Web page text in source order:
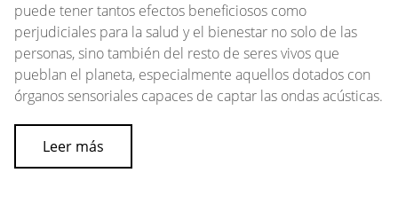
puede tener tantos efectos beneficiosos como
perjudiciales para la salud y el bienestar no solo de las
personas, sino también del resto de seres vivos que
pueblan el planeta, especialmente aquellos dotados con
órganos sensoriales capaces de captar las ondas acústicas.
Leer más